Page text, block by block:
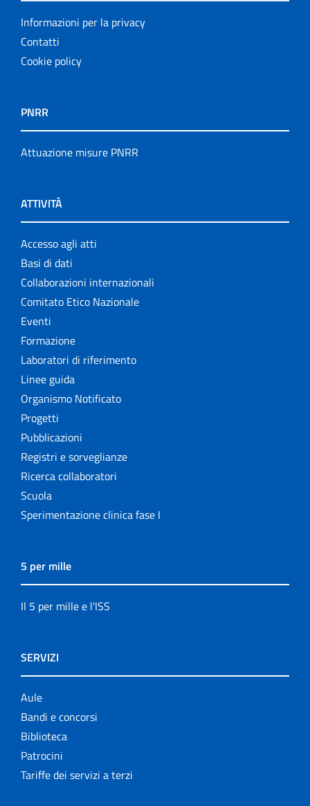
Informazioni per la privacy
Contatti
Cookie policy
PNRR
Attuazione misure PNRR
ATTIVITÀ
Accesso agli atti
Basi di dati
Collaborazioni internazionali
Comitato Etico Nazionale
Eventi
Formazione
Laboratori di riferimento
Linee guida
Organismo Notificato
Progetti
Pubblicazioni
Registri e sorveglianze
Ricerca collaboratori
Scuola
Sperimentazione clinica fase I
5 per mille
Il 5 per mille e l'ISS
SERVIZI
Aule
Bandi e concorsi
Biblioteca
Patrocini
Tariffe dei servizi a terzi